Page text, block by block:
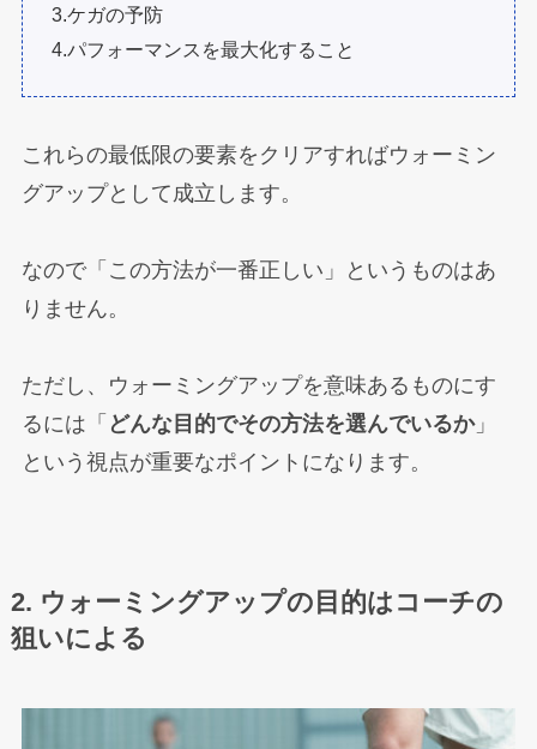
3.ケガの予防
4.パフォーマンスを最大化すること
これらの最低限の要素をクリアすればウォーミン
グアップとして成立します。
なので「この方法が一番正しい」というものはあ
りません。
ただし、ウォーミングアップを意味あるものにす
るには「 どんな目的でその方法を選んでいるか」
という視点が重要なポイントになります。
2. ウォーミングアップの目的はコーチの
狙いによる